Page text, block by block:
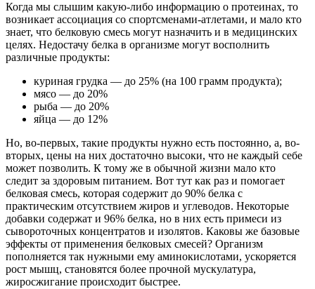
Когда мы слышим какую-либо информацию о протеинах, то
возникает ассоциация со спортсменами-атлетами, и мало кто
знает, что белковую смесь могут назначить и в медицинских
целях. Недостачу белка в организме могут восполнить
различные продукты:
куриная грудка — до 25% (на 100 грамм продукта);
мясо — до 20%
рыба — до 20%
яйца — до 12%
Но, во-первых, такие продукты нужно есть постоянно, а, во-
вторых, цены на них достаточно высоки, что не каждый себе
может позволить. К тому же в обычной жизни мало кто
следит за здоровым питанием. Вот тут как раз и помогает
белковая смесь, которая содержит до 90% белка с
практическим отсутствием жиров и углеводов. Некоторые
добавки содержат и 96% белка, но в них есть примеси из
сывороточных концентратов и изолятов. Каковы же базовые
эффекты от применения белковых смесей? Организм
пополняется так нужными ему аминокислотами, ускоряется
рост мышц, становятся более прочной мускулатура,
жиросжигание происходит быстрее.